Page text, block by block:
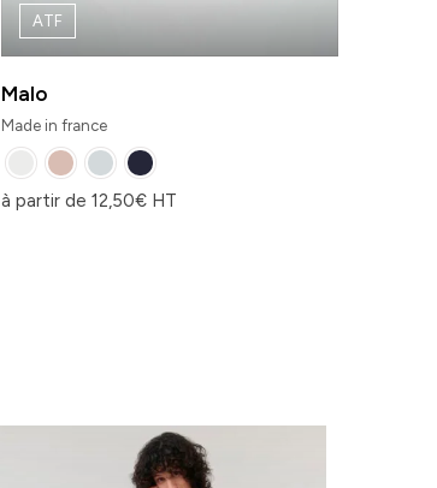
ATF
Malo
Made in france
à partir de 12,50€ HT